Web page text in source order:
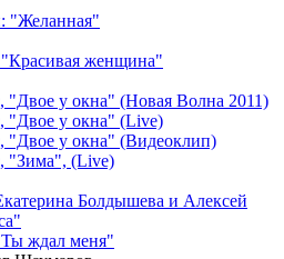
"Желанная"
женщина"
"Двое у окна" (Новая Волна 2011)
"Двое у окна" (Live)
"Двое у окна" (Видеоклип)
"Зима", (Live)
Болдышева и Алексей
ждал меня"